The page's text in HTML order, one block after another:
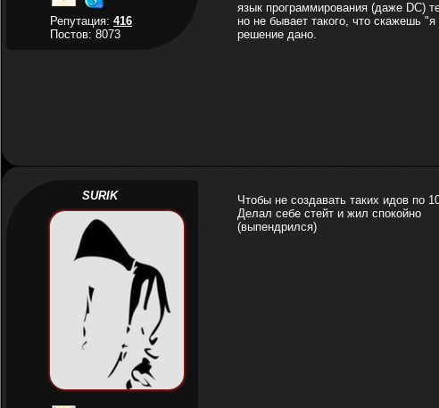
Репутация:416
Постов: 8073
язык программирования (даже DC)
но не бывает такого, что скажешь
решение дано.
SURIK
Чтобы не создавать таких идов по
Делал себе стейт и жил спокойно
(выпендрился)